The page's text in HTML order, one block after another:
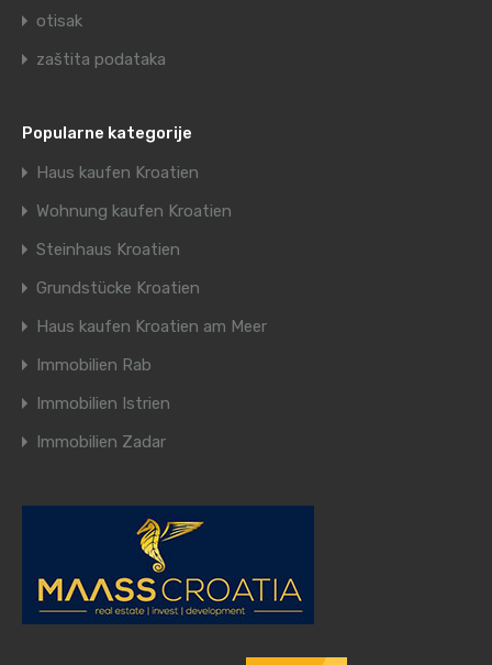
otisak
zaštita podataka
Popularne kategorije
Haus kaufen Kroatien
Wohnung kaufen Kroatien
Steinhaus Kroatien
Grundstücke Kroatien
Haus kaufen Kroatien am Meer
Immobilien Rab
Immobilien Istrien
Immobilien Zadar